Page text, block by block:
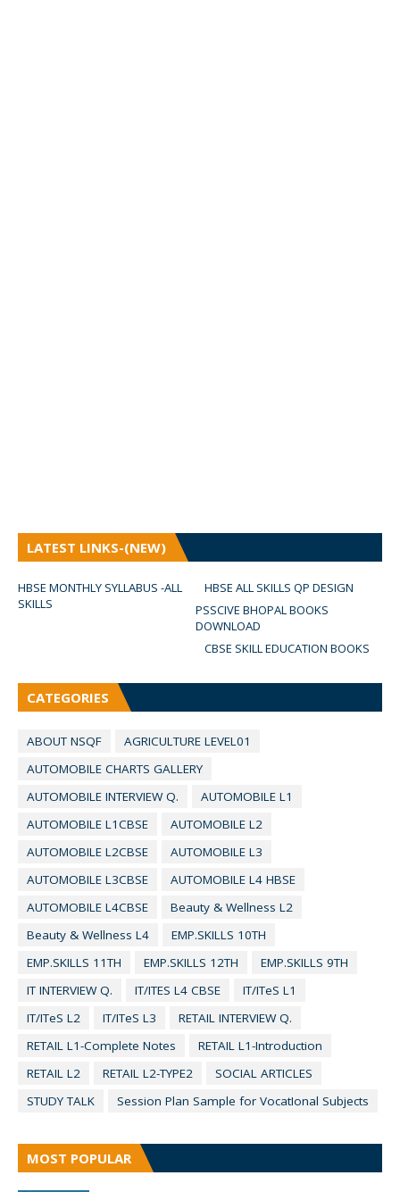
LATEST LINKS-(NEW)
HBSE MONTHLY SYLLABUS -ALL
SKILLS
HBSE ALL SKILLS QP DESIGN
PSSCIVE BHOPAL BOOKS
DOWNLOAD
CBSE SKILL EDUCATION BOOKS
CATEGORIES
ABOUT NSQF
AGRICULTURE LEVEL01
AUTOMOBILE CHARTS GALLERY
AUTOMOBILE INTERVIEW Q.
AUTOMOBILE L1
AUTOMOBILE L1CBSE
AUTOMOBILE L2
AUTOMOBILE L2CBSE
AUTOMOBILE L3
AUTOMOBILE L3CBSE
AUTOMOBILE L4 HBSE
AUTOMOBILE L4CBSE
Beauty & Wellness L2
Beauty & Wellness L4
EMP.SKILLS 10TH
EMP.SKILLS 11TH
EMP.SKILLS 12TH
EMP.SKILLS 9TH
IT INTERVIEW Q.
IT/ITES L4 CBSE
IT/ITeS L1
IT/ITeS L2
IT/ITeS L3
RETAIL INTERVIEW Q.
RETAIL L1-Complete Notes
RETAIL L1-Introduction
RETAIL L2
RETAIL L2-TYPE2
SOCIAL ARTICLES
STUDY TALK
Session Plan Sample for VocatIonal Subjects
MOST POPULAR